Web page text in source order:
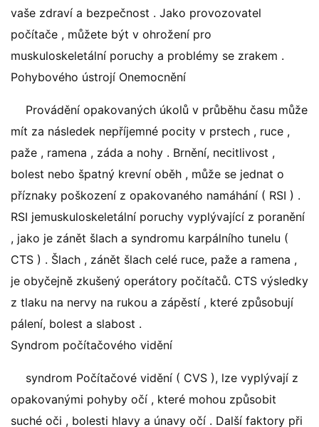
vaše zdraví a bezpečnost . Jako provozovatel
počítače , můžete být v ohrožení pro
muskuloskeletální poruchy a problémy se zrakem .
Pohybového ústrojí Onemocnění
Provádění opakovaných úkolů v průběhu času může
mít za následek nepříjemné pocity v prstech , ruce ,
paže , ramena , záda a nohy . Brnění, necitlivost ,
bolest nebo špatný krevní oběh , může se jednat o
příznaky poškození z opakovaného namáhání ( RSI ) .
RSI jemuskuloskeletální poruchy vyplývající z poranění
, jako je zánět šlach a syndromu karpálního tunelu (
CTS ) . Šlach , zánět šlach celé ruce, paže a ramena ,
je obyčejně zkušený operátory počítačů. CTS výsledky
z tlaku na nervy na rukou a zápěstí , které způsobují
pálení, bolest a slabost .
Syndrom počítačového vidění
syndrom Počítačové vidění ( CVS ), lze vyplývají z
opakovanými pohyby očí , které mohou způsobit
suché oči , bolesti hlavy a únavy očí . Další faktory při